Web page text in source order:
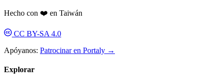
Hecho con ❤️ en Taiwán
CC BY-SA 4.0
Apóyanos: Patrocinar en Portaly →
Explorar